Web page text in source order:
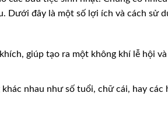
Dưới đây là một số lợi ích và cách sử
giúp tạo ra một không khí lễ hội
nhau như số tuổi, chữ cái, hay các